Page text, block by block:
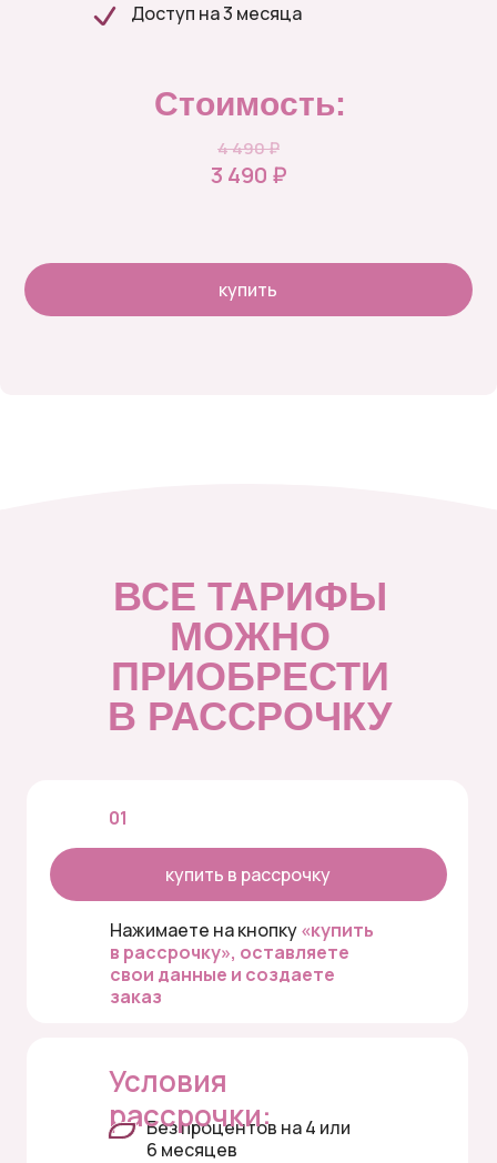
Доступ на 3 месяца
Стоимость:
4 490 ₽
3 490 ₽
купить
ВСЕ ТАРИФЫ
МОЖНО
ПРИОБРЕСТИ
В РАССРОЧКУ
Нажимаете на кнопку«купить
в рассрочку», оставляете
свои данные и создаете
заказ
Без процентов на 4 или
6 месяцев
Условия
рассрочки:
01
купить в рассрочку